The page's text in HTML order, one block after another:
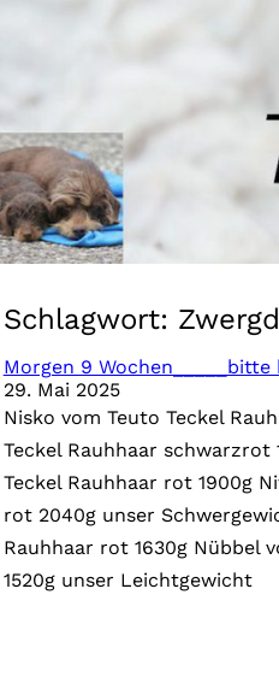
Schlagwort:
Morgen 9
29. Mai 2025
Nisko vom Teuto Teckel
Teckel Rauhhaar schwarzrot
Teckel Rauhhaar rot 1900g
rot 2040g unser
Rauhhaar rot 1630g Nübbel
1520g unser Leichtgewicht